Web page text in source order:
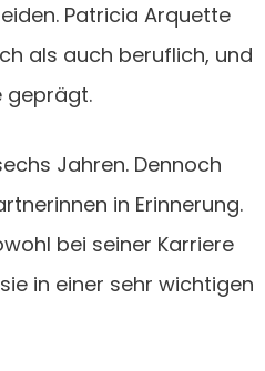
Patricia Arquette
als auch beruflich, und
geprägt.
Jahren. Dennoch
in Erinnerung.
bei seiner Karriere
in einer sehr wichtigen